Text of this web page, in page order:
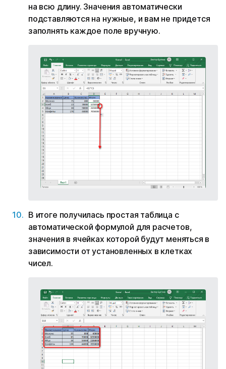
на всю длину. Значения автоматически
подставляются на нужные, и вам не придется
заполнять каждое поле вручную.
В итоге получилась простая таблица с
автоматической формулой для расчетов,
значения в ячейках которой будут меняться в
зависимости от установленных в клетках
чисел.